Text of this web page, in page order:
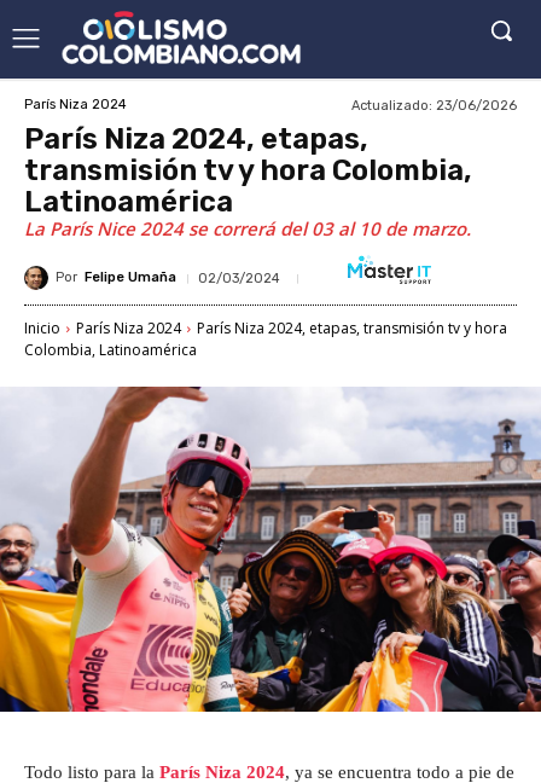
París Niza 2024 Actualizado: 23/06/2026
París Niza 2024, etapas,
transmisión tv y hora Colombia,
Latinoamérica
La París Nice 2024 se correrá del 03 al 10 de marzo.
Por Felipe Umaña 02/03/2024
Inicio París Niza 2024
París Niza 2024, etapas, transmisión tv y hora
Colombia, Latinoamérica
Todo listo para la París Niza 2024, ya se encuentra todo a pie de